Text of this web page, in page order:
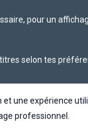
pour un
selon tes
une expérience
professionnel.